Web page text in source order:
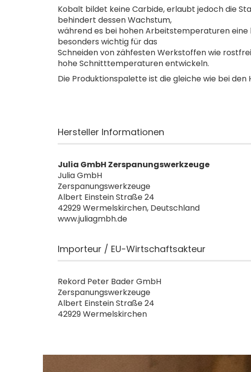
Kobalt bildet keine Carbide, erlaubt jedoch die
behindert dessen Wachstum,
während es bei hohen Arbeitstemperaturen
besonders wichtig für das
Schneiden von zähfesten Werkstoffen wie
hohe Schnitttemperaturen entwickeln.
Die Produktionspalette ist die gleiche wie bei den
Hersteller Informationen
Julia GmbH Zerspanungswerkzeuge
Julia GmbH
Zerspanungswerkzeuge
Albert Einstein Straße 24
42929 Wermelskirchen, Deutschland
www.juliagmbh.de
Importeur / EU-Wirtschaftsakteur
Rekord Peter Bader GmbH
Zerspanungswerkzeuge
Albert Einstein Straße 24
42929 Wermelskirchen